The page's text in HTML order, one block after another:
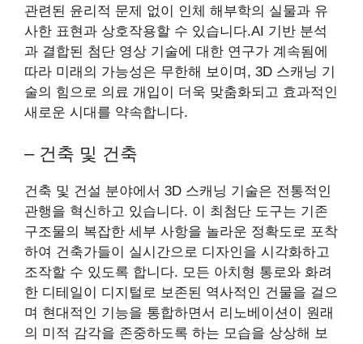
관련된 윤리적 문제 없이 인체 해부학의 실물과 유
사한 표현과 상호작용할 수 있습니다.AI 기반 분석
과 결합된 첨단 영상 기술에 대한 연구가 계속됨에
따라 미래의 가능성은 무한해 보이며, 3D 스캐닝 기
술의 힘으로 의료 개입이 더욱 맞춤화되고 효과적인
새로운 시대를 약속합니다.
– 건축 및 건축
건축 및 건설 분야에서 3D 스캐닝 기술은 전통적인
관행을 혁신하고 있습니다. 이 최첨단 도구는 기존
구조물의 복잡한 세부 사항을 놀라운 정확도로 포착
하여 건축가들이 실시간으로 디자인을 시각화하고
조작할 수 있도록 합니다. 모든 아치형 통로와 화려
한 디테일이 디지털로 보존된 역사적인 건물을 걸으
며 현대적인 기능을 통합하면서 리노베이션이 원래
의 미적 감각을 존중하도록 하는 모습을 상상해 보